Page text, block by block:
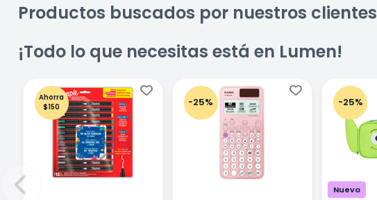
Productos buscados por nuestros clientes
¡Todo lo que necesitas está en Lumen!
Ahorra
$150
-25% -25%
Nuevo